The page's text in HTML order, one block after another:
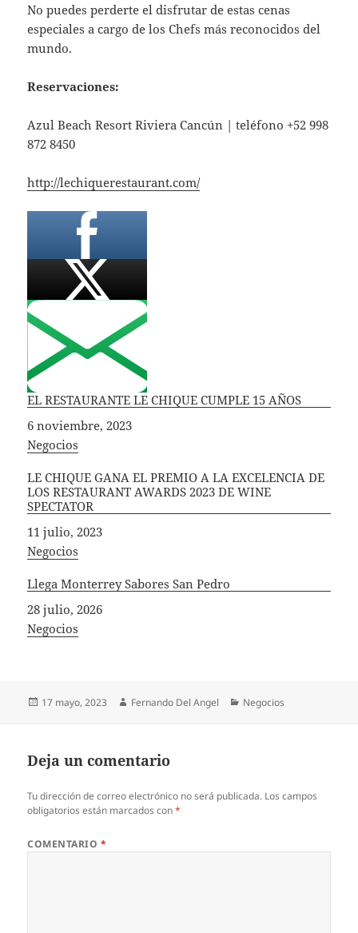
No puedes perderte el disfrutar de estas cenas
especiales a cargo de los Chefs más reconocidos del
mundo.
Reservaciones:
Azul Beach Resort Riviera Cancún | teléfono +52 998
872 8450
http://lechiquerestaurant.com/
EL RESTAURANTE LE CHIQUE CUMPLE 15 AÑOS
Fecha
6 noviembre, 2023
In relation to
Negocios
LE CHIQUE GANA EL PREMIO A LA EXCELENCIA DE
LOS RESTAURANT AWARDS 2023 DE WINE
SPECTATOR
Fecha
11 julio, 2023
In relation to
Negocios
Llega Monterrey Sabores San Pedro
Fecha
28 julio, 2026
In relation to
Negocios
Publicado
17 mayo, 2023 Autor
Fernando Del Angel Categorías
Negocios
Deja un comentario
Tu dirección de correo electrónico no será publicada. Los campos
obligatorios están marcados con*
COMENTARIO *